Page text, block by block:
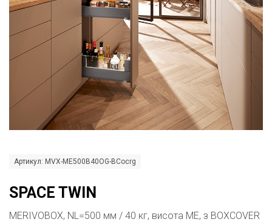
Артикул: MVX-ME500B40OG-BCocrg
SPACE TWIN
MERIVOBOX, NL=500 мм / 40 кг, висота ME, з BOXCOVER